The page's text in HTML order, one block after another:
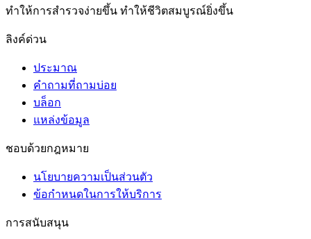
ทําให้การสํารวจง่ายขึ้น ทําให้ชีวิตสมบูรณ์ยิ่งขึ้น
ลิงค์ด่วน
ประมาณ
คำถามที่ถามบ่อย
บล็อก
แหล่งข้อมูล
ชอบด้วยกฎหมาย
นโยบายความเป็นส่วนตัว
ข้อกําหนดในการให้บริการ
การสนับสนุน